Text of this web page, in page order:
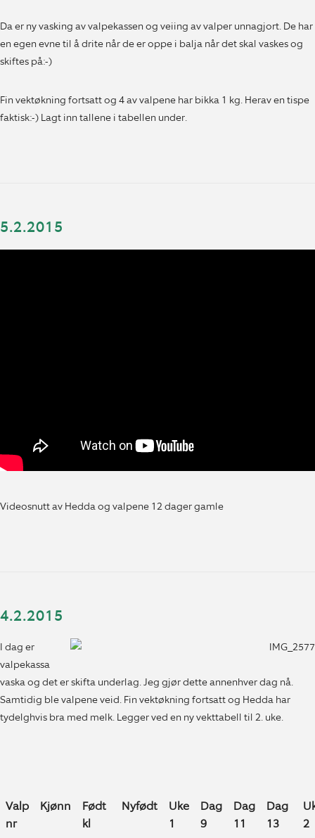
Da er ny vasking av valpekassen og veiing av valper unnagjort. De har
en egen evne til å drite når de er oppe i balja når det skal vaskes og
skiftes på:-)
Fin vektøkning fortsatt og 4 av valpene har bikka 1 kg. Herav en tispe
faktisk:-) Lagt inn tallene i tabellen under.
5.2.2015
Videosnutt av Hedda og valpene 12 dager gamle
4.2.2015
I dag er
valpekassa
vaska og det er skifta underlag. Jeg gjør dette annenhver dag nå.
Samtidig ble valpene veid. Fin vektøkning fortsatt og Hedda har
tydelghvis bra med melk. Legger ved en ny vekttabell til 2. uke.
Valp
nr
Kjønn
Født
kl
Nyfødt
Uke
1
Dag
9
Dag
11
Dag
13
2